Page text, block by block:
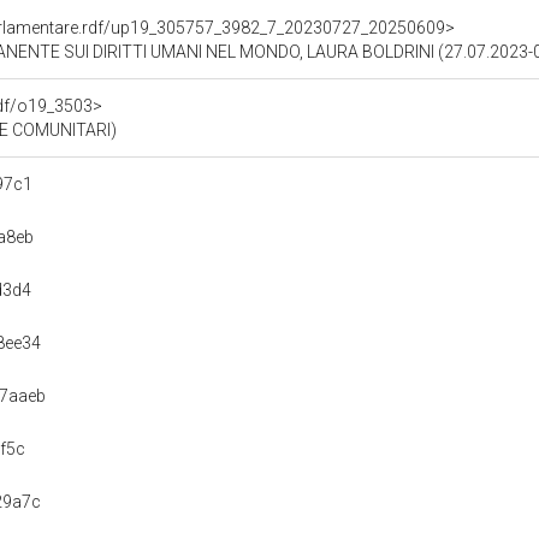
up19_305757_3982_7_20230727_20250609>
SUI DIRITTI UMANI NEL MONDO, LAURA BOLDRINI
o19_3503>
COMUNITARI)